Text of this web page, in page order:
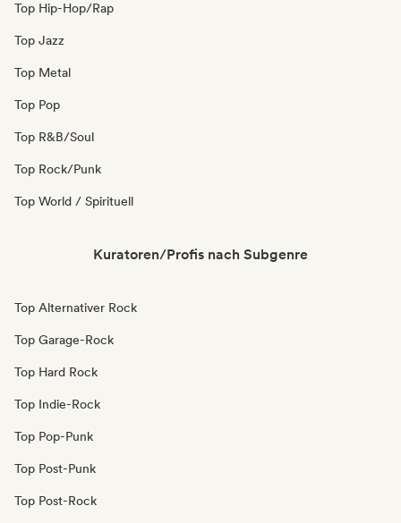
Top Hip-Hop/Rap
Top Jazz
Top Metal
Top Pop
Top R&B/Soul
Top Rock/Punk
Top World / Spirituell
Kuratoren/Profis nach Subgenre
Top Alternativer Rock
Top Garage-Rock
Top Hard Rock
Top Indie-Rock
Top Pop-Punk
Top Post-Punk
Top Post-Rock